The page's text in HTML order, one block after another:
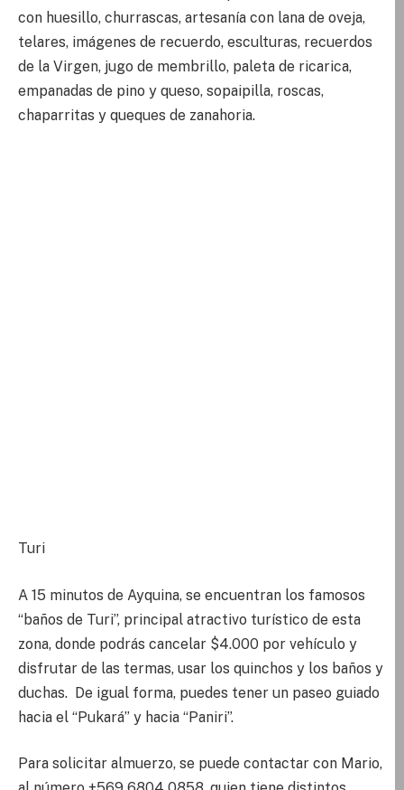
con huesillo, churrascas, artesanía con lana de oveja,
telares, imágenes de recuerdo, esculturas, recuerdos
de la Virgen, jugo de membrillo, paleta de ricarica,
empanadas de pino y queso, sopaipilla, roscas,
chaparritas y queques de zanahoria.
Turi
A 15 minutos de Ayquina, se encuentran los famosos
“baños de Turi”, principal atractivo turístico de esta
zona, donde podrás cancelar $4.000 por vehículo y
disfrutar de las termas, usar los quinchos y los baños y
duchas. De igual forma, puedes tener un paseo guiado
hacia el “Pukará” y hacia “Paniri”.
Para solicitar almuerzo, se puede contactar con Mario,